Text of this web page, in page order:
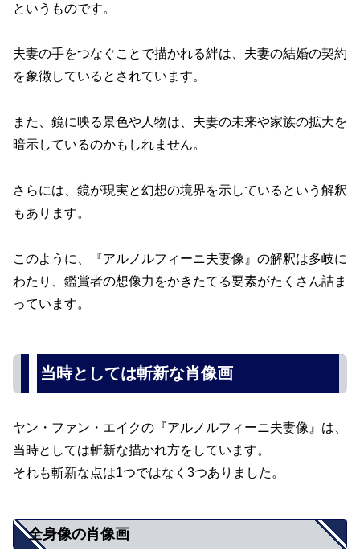
というものです。
夫妻の手をつなぐことで描かれる絆は、夫妻の結婚の契約
を象徴しているとされています。
また、鏡に映る景色や人物は、夫妻の未来や家族の拡大を
暗示しているのかもしれません。
さらには、鏡が現実と幻想の境界を示しているという解釈
もあります。
このように、『アルノルフィーニ夫妻像』の解釈は多岐に
わたり、鑑賞者の想像力をかきたてる要素がたくさん詰ま
っています。
当時としては斬新な肖像画
ヤン・ファン・エイクの『アルノルフィーニ夫妻像』は、
当時としては斬新な描かれ方をしています。
それも斬新な点は1つではなく3つありました。
全身像の肖像画